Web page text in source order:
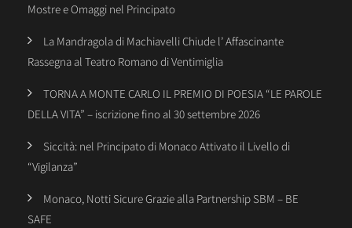
Mostre e Omaggi nel Principato
La Mandragola di Machiavelli Chiude l’ Affascinante
Rassegna al Teatro Romano di Ventimiglia
TORNA A MONTE CARLO IL PREMIO DI POESIA “LE PAROLE
DELLA VITA” – iscrizione fino al 30 settembre 2026
Siccità: nel Principato di Monaco Attivato il Livello di
“Vigilanza”
Monaco, Notti Sicure Grazie alla Partnership SBM – BE
SAFE